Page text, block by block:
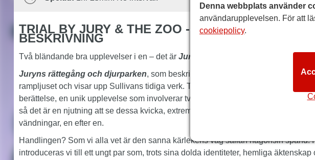
TRIAL BY JURY & THE ZOO - ENGLISH NATIONAL
BESKRIVNING
Två bländande bra upplevelser i en – det är Juryrättegång och Djurparken
Juryns rättegång och djurparken, som beskrivs som oerhört underhållande,
rampljuset och visar upp Sullivans tidiga verk. Tillsammans bildar de förspelet och
berättelse, en unik upplevelse som involverar två perfekt matchade komiska
så det är en njutning att se dessa kvicka, extremt roliga produktioner fyllda med
vändningar, en efter en.
Handlingen? Som vi alla vet är den sanna kärlekens väg sällan någonsin spänd.
introduceras vi till ett ungt par som, trots sina dolda identiteter, hemliga äktenskap
Denna webbplats använder
användarupplevelsen. För att
cookiepolicy.